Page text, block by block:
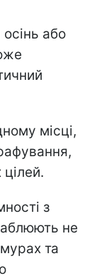
осінь або
місці,
з
не
та